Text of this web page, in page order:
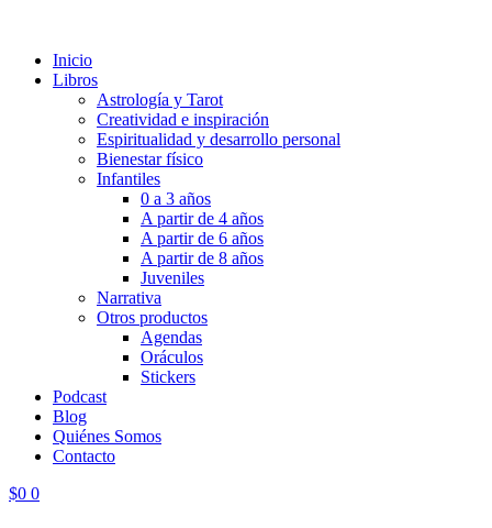
Inicio
Libros
Astrología y Tarot
Creatividad e inspiración
Espiritualidad y desarrollo personal
Bienestar físico
Infantiles
0 a 3 años
A partir de 4 años
A partir de 6 años
A partir de 8 años
Juveniles
Narrativa
Otros productos
Agendas
Oráculos
Stickers
Podcast
Blog
Quiénes Somos
Contacto
$0 0